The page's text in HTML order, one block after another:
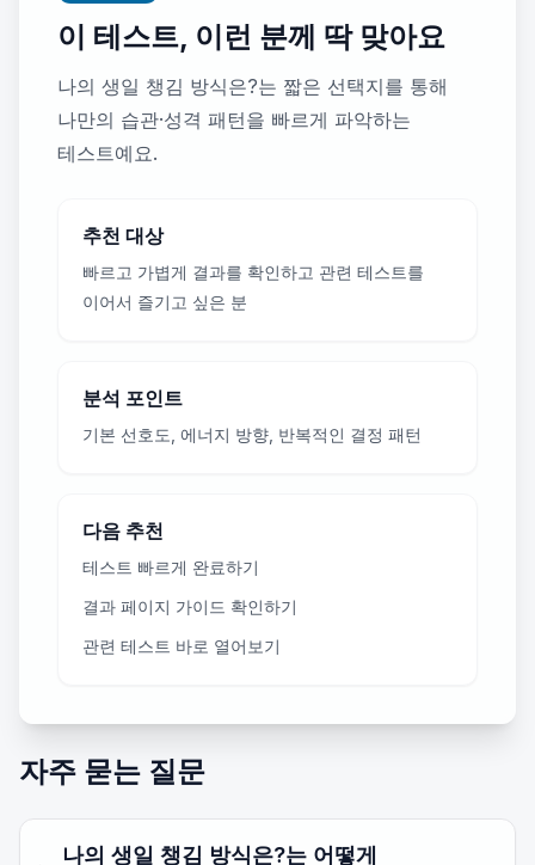
이 테스트, 이런 분께 딱 맞아요
나의 생일 챙김 방식은?는 짧은 선택지를 통해
나만의 습관·성격 패턴을 빠르게 파악하는
테스트예요.
추천 대상
빠르고 가볍게 결과를 확인하고 관련 테스트를
이어서 즐기고 싶은 분
분석 포인트
기본 선호도, 에너지 방향, 반복적인 결정 패턴
다음 추천
테스트 빠르게 완료하기
결과 페이지 가이드 확인하기
관련 테스트 바로 열어보기
자주 묻는 질문
나의 생일 챙김 방식은?는 어떻게